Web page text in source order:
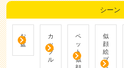
シーン
お
盆
カ
ッ
プ
ル
ペ
ッ
ト
似
似
顔
絵
プ